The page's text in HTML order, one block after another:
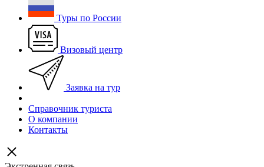
Туры по России
Визовый центр
Заявка на тур
Справочник туриста
О компании
Контакты